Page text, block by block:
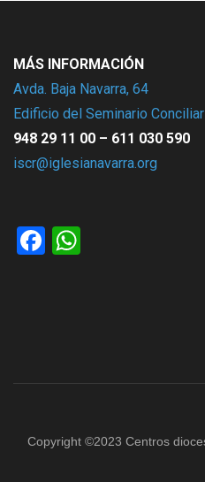
MÁS INFORMACIÓN
Avda. Baja Navarra, 64
Edificio del Seminario Conciliar
948 29 11 00 – 611 030 590
iscr@iglesianavarra.org
Facebook
Copyright ©2023 Centros